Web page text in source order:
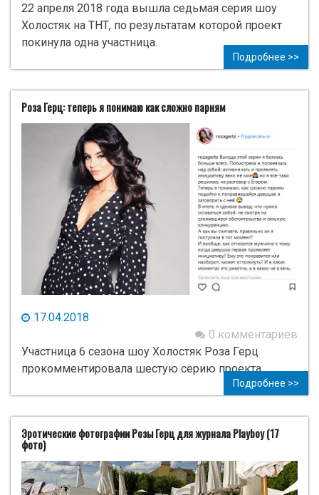
22 апреля 2018 года вышла седьмая серия шоу
Холостяк на ТНТ, по результатам которой проект
покинула одна участница.
Подробнее >>
Роза Герц: теперь я понимаю как сложно парням
17.04.2018
0 комментариев
Участница 6 сезона шоу Холостяк Роза Герц
прокомментировала шестую серию проекта.
Подробнее >>
Эротические фотографии Розы Герц для журнала Playboy (17
фото)